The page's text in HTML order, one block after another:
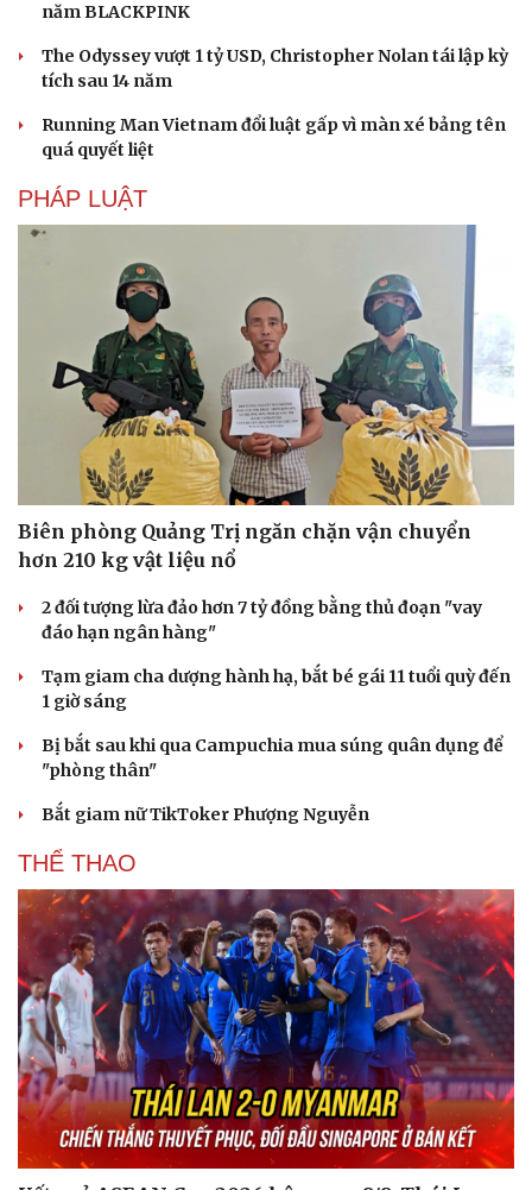
Văn hóa
Sân khấu - Điện ảnh
Âm nhạc
Giải trí
Sao Việt
năm BLACKPINK
The Odyssey vượt 1 tỷ USD, Christopher Nolan tái lập kỳ
tích sau 14 năm
Running Man Vietnam đổi luật gấp vì màn xé bảng tên
quá quyết liệt
PHÁP LUẬT
Biên phòng Quảng Trị ngăn chặn vận chuyển
hơn 210 kg vật liệu nổ
2 đối tượng lừa đảo hơn 7 tỷ đồng bằng thủ đoạn "vay
đáo hạn ngân hàng"
Tạm giam cha dượng hành hạ, bắt bé gái 11 tuổi quỳ đến
1 giờ sáng
Bị bắt sau khi qua Campuchia mua súng quân dụng để
"phòng thân"
Bắt giam nữ TikToker Phượng Nguyễn
THỂ THAO